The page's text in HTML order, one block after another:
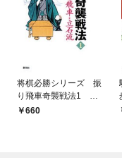
将棋必勝シリーズ 振
り飛車奇襲戦法1 石
田流・奇襲中飛車・立
660